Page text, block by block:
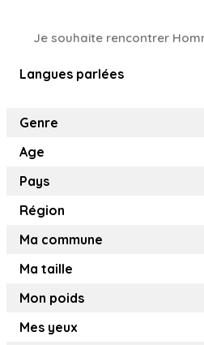
Je souhaite rencontrer
Langues parlées
Genre
Age
Pays
Région
Ma commune
Ma taille
Mon poids
Mes yeux